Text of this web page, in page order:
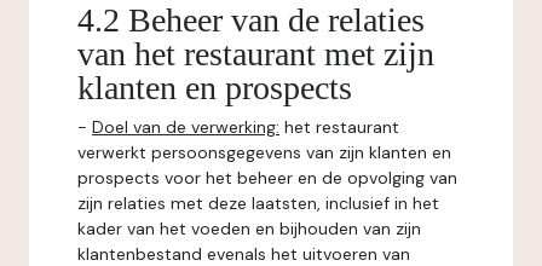
4.2 Beheer van de relaties
van het restaurant met zijn
klanten en prospects
- Doel van de verwerking: het restaurant
verwerkt persoonsgegevens van zijn klanten en
prospects voor het beheer en de opvolging van
zijn relaties met deze laatsten, inclusief in het
kader van het voeden en bijhouden van zijn
klantenbestand evenals het uitvoeren van